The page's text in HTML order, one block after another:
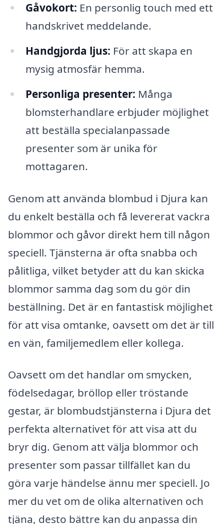
Gåvokort: En personlig touch med ett
handskrivet meddelande.
Handgjorda ljus: För att skapa en
mysig atmosfär hemma.
Personliga presenter: Många
blomsterhandlare erbjuder möjlighet
att beställa specialanpassade
presenter som är unika för
mottagaren.
Genom att använda blombud i Djura kan
du enkelt beställa och få levererat vackra
blommor och gåvor direkt hem till någon
speciell. Tjänsterna är ofta snabba och
pålitliga, vilket betyder att du kan skicka
blommor samma dag som du gör din
beställning. Det är en fantastisk möjlighet
för att visa omtanke, oavsett om det är till
en vän, familjemedlem eller kollega.
Oavsett om det handlar om smycken,
födelsedagar, bröllop eller tröstande
gestar, är blombudstjänsterna i Djura det
perfekta alternativet för att visa att du
bryr dig. Genom att välja blommor och
presenter som passar tillfället kan du
göra varje händelse ännu mer speciell. Jo
mer du vet om de olika alternativen och
tjäna, desto bättre kan du anpassa din